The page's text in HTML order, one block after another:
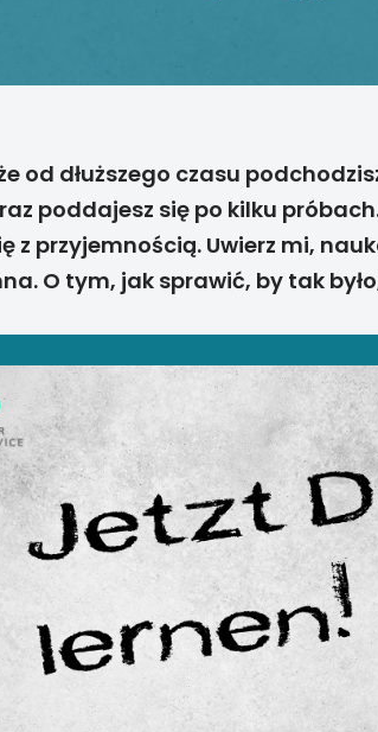
od dłuższego czasu
poddajesz się po kilku
z przyjemnością. Uwierz mi,
O tym, jak sprawić, by tak